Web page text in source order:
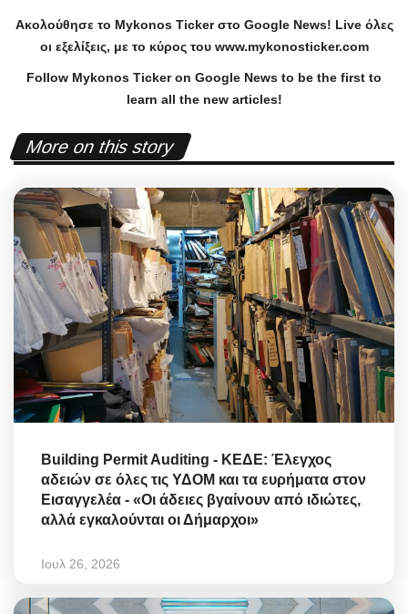
Ακολούθησε το Mykonos Tickerστο Google News! Liveόλες
οι εξελίξεις, με το κύρος του www.mykonosticker.com
Follow Mykonos Ticker on Google News to be the first to
learn all the new articles!
More on this story
Building Permit Auditing - ΚΕΔΕ: Έλεγχος
αδειών σε όλες τις ΥΔΟΜ και τα ευρήματα στον
Εισαγγελέα - «Οι άδειες βγαίνουν από ιδιώτες,
αλλά εγκαλούνται οι Δήμαρχοι»
Ιουλ 26, 2026